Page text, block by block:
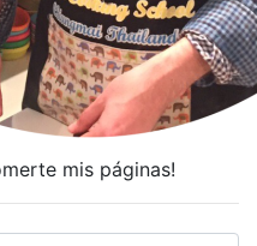
mis páginas!